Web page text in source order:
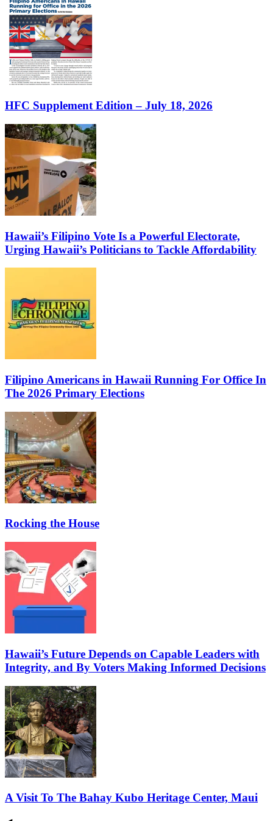
HFC Supplement Edition – July 18, 2026
Hawaii’s Filipino Vote Is a Powerful Electorate,
Urging Hawaii’s Politicians to Tackle Affordability
Filipino Americans in Hawaii Running For Office In
The 2026 Primary Elections
Rocking the House
Hawaii’s Future Depends on Capable Leaders with
Integrity, and By Voters Making Informed Decisions
A Visit To The Bahay Kubo Heritage Center, Maui